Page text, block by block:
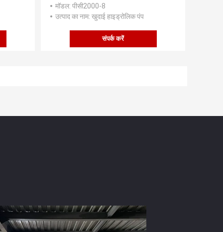
मॉडल: पीसी2000-8
उत्पाद का नाम: खुदाई हाइड्रोलिक पंप
संपर्क करें